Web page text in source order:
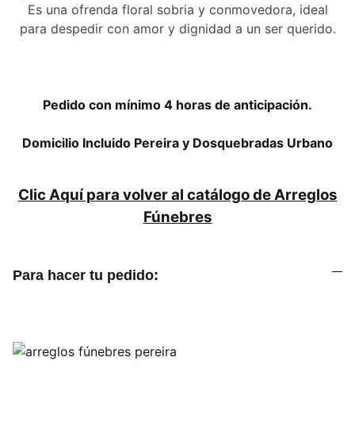
Es una ofrenda floral sobria y conmovedora, ideal
para despedir con amor y dignidad a un ser querido.
Pedido con mínimo 4 horas de anticipación.
Domicilio Incluido Pereira y Dosquebradas Urbano
Clic Aquí para volver al catálogo de Arreglos
Fúnebres
Para hacer tu pedido: